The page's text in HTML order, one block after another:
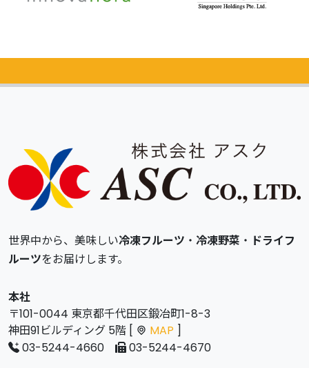
カタログ無料請求
世界中から、美味しい冷凍フルーツ ・ 冷凍野菜 ・ ドライフ
ルーツをお届けします。
本社
〒101-0044 東京都千代田区鍛冶町1-8-3
神田91ビルディング 5階 [
MAP ]
03-5244-4660
03-5244-4670